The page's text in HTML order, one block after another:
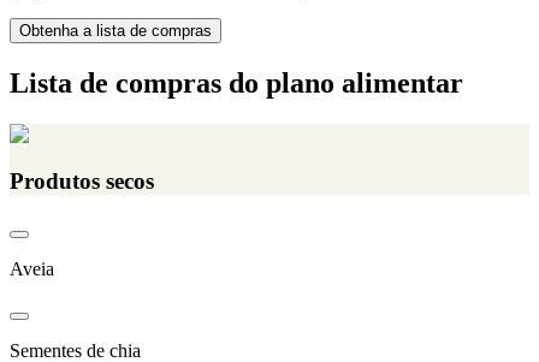
Obtenha a lista de compras
Lista de compras do plano alimentar
Produtos secos
Aveia
Sementes de chia